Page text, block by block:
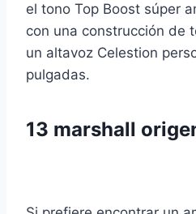
el tono Top Boost súper
con una construcción de
un altavoz Celestion
pulgadas.
13 marshall